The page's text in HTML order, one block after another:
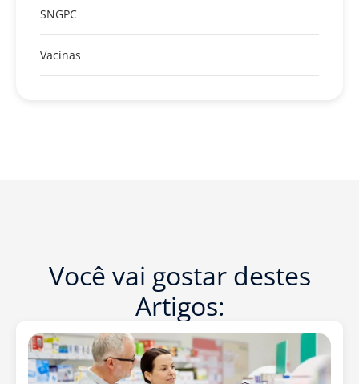
SNGPC
Vacinas
Você vai gostar destes
Artigos: